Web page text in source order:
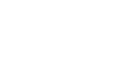
我們認真思考「亞洲世紀」。